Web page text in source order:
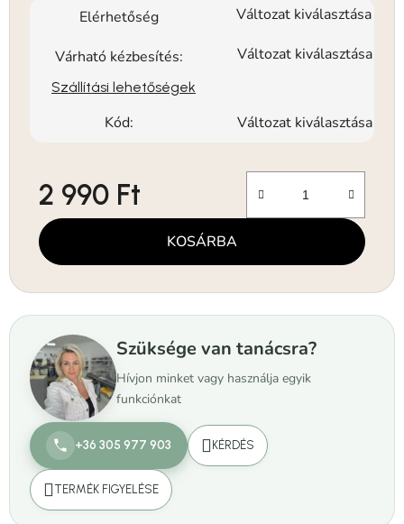
Elérhetőség Változat kiválasztása
Várható kézbesítés: Változat kiválasztása
Szállítási lehetőségek
Kód: Változat kiválasztása
2 990 Ft
Egységár:
KOSÁRBA
Szüksége van tanácsra?
Hívjon minket vagy használja egyik
funkciónkat
+36 305 977 903 KÉRDÉS
TERMÉK FIGYELÉSE